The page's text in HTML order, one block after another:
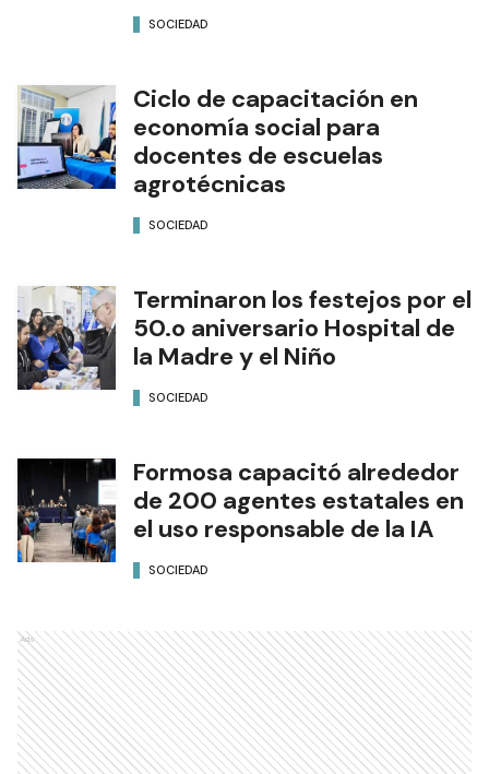
SOCIEDAD
Ciclo de capacitación en
economía social para
docentes de escuelas
agrotécnicas
SOCIEDAD
Terminaron los festejos por el
50.o aniversario Hospital de
la Madre y el Niño
SOCIEDAD
Formosa capacitó alrededor
de 200 agentes estatales en
el uso responsable de la IA
SOCIEDAD
Ads